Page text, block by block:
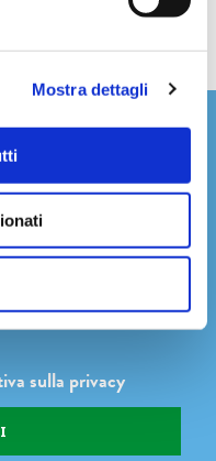
Mostra dettagli
novità, eventi e promozioni
sulla privacy